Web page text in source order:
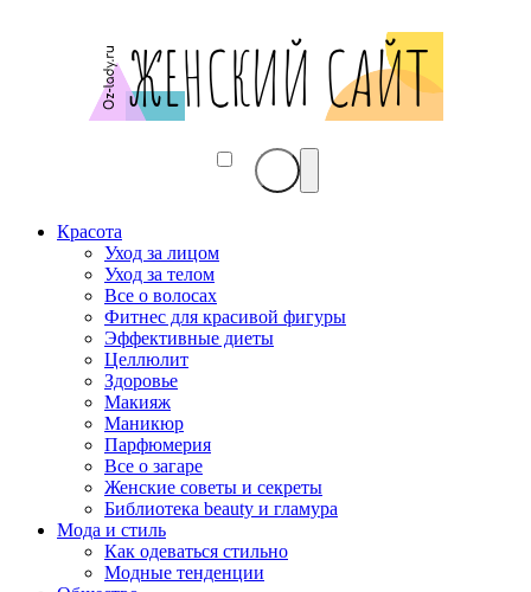
Красота
Уход за лицом
Уход за телом
Все о волосах
Фитнес для красивой фигуры
Эффективные диеты
Целлюлит
Здоровье
Макияж
Маникюр
Парфюмерия
Все о загаре
Женские советы и секреты
Библиотека beauty и гламура
Мода и стиль
Как одеваться стильно
Модные тенденции